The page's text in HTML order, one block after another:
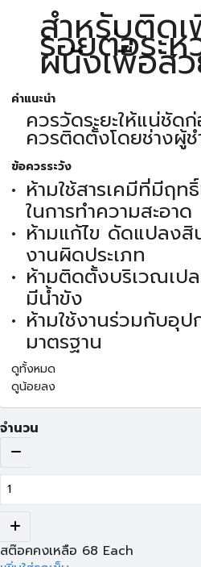
สำหรับติด
รอยต่อระห
ผนังเพื่อส
คำแนะนำ
ควรวัดระยะให้แน่ชัด
ควรติดตั้งโดยช่างผู้
ข้อควรระวัง
ห้ามใช้สารเคมีที่มีฤท
ในการทำความสะอาด
ห้ามแก้ไข ดัดแปลงสิ
งานผิดประเภท
ห้ามติดตั้งบริเวณเป
มีน้ำขัง
ห้ามใช้งานร่วมกับอุ
มาตรฐาน
ดูทั้งหมด
ดูน้อยลง
จำนวน
สต๊อคคงเหลือ 68 Each